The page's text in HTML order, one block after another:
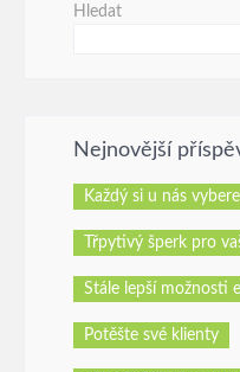
Hledat
Nejnovější
Každý si u nás
Třpytivý šperk pro
Stále lepší možnosti
Potěšte své klienty